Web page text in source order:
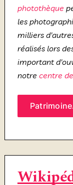
photothèque
les
milliers
réalisés lors
important
notre centre